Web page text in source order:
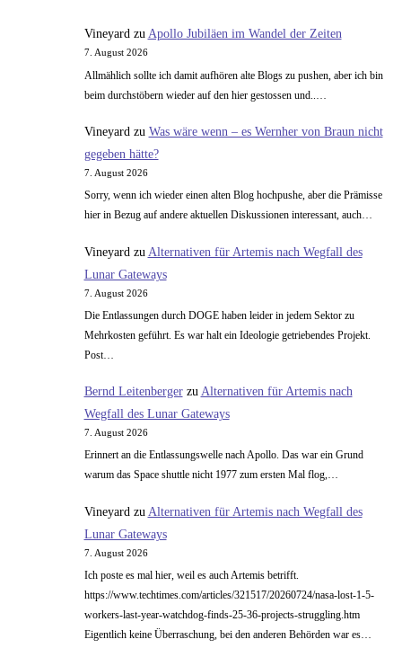
Vineyardzu Apollo Jubiläen im Wandel der Zeiten
7. August 2026
Allmählich sollte ich damit aufhören alte Blogs zu pushen, aber ich bin
beim durchstöbern wieder auf den hier gestossen und..…
Vineyard zu Was wäre wenn – es Wernher von Braun nicht
gegeben hätte?
7. August 2026
Sorry, wenn ich wieder einen alten Blog hochpushe, aber die Prämisse
hier in Bezug auf andere aktuellen Diskussionen interessant, auch…
Vineyard zu Alternativen für Artemis nach Wegfall des
Lunar Gateways
7. August 2026
Die Entlassungen durch DOGE haben leider in jedem Sektor zu
Mehrkosten geführt. Es war halt ein Ideologie getriebendes Projekt.
Post…
Bernd Leitenbergerzu Alternativen für Artemis nach
Wegfall des Lunar Gateways
7. August 2026
Erinnert an die Entlassungswelle nach Apollo. Das war ein Grund
warum das Space shuttle nicht 1977 zum ersten Mal flog,…
Vineyard zu Alternativen für Artemis nach Wegfall des
Lunar Gateways
7. August 2026
Ich poste es mal hier, weil es auch Artemis betrifft.
https://www.techtimes.com/articles/321517/20260724/nasa-lost-1-5-
workers-last-year-watchdog-finds-25-36-projects-struggling.htm
Eigentlich keine Überraschung, bei den anderen Behörden war es…